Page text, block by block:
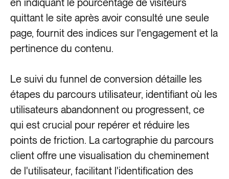
quittant le site après avoir consulté une seule
page, fournit des indices sur l'engagement et la
pertinence du contenu.
Le suivi du funnel de conversion détaille les
étapes du parcours utilisateur, identifiant où les
utilisateurs abandonnent ou progressent, ce
qui est crucial pour repérer et réduire les
points de friction. La cartographie du parcours
client offre une visualisation du cheminement
de l'utilisateur, facilitant l'identification des